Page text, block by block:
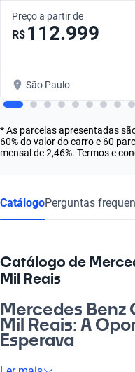
Preço a partir de
R$ 112.999
São Paulo
* As parcelas apresentadas
60% do valor do carro e 60
mensal de 2,46%. Termos e
CatálogoPerguntas
Catálogo de
Mil Reais
Mercedes Benz
Mil Reais: A
Esperava
Olha, se você está em